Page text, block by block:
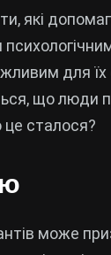
які
для
що люди
це сталося?
може